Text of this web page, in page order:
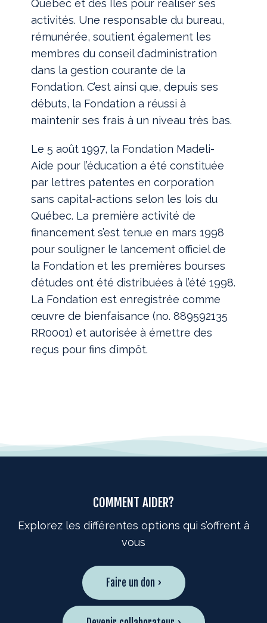
Québec et des Îles pour réaliser ses
activités. Une responsable du bureau,
rémunérée, soutient également les
membres du conseil d’administration
dans la gestion courante de la
Fondation. C’est ainsi que, depuis ses
débuts, la Fondation a réussi à
maintenir ses frais à un niveau très bas.
Le 5 août 1997, la Fondation Madeli-
Aide pour l’éducation a été constituée
par lettres patentes en corporation
sans capital-actions selon les lois du
Québec. La première activité de
financement s’est tenue en mars 1998
pour souligner le lancement officiel de
la Fondation et les premières bourses
d’études ont été distribuées à l’été 1998.
La Fondation est enregistrée comme
œuvre de bienfaisance (no. 889592135
RR0001) et autorisée à émettre des
reçus pour fins d’impôt.
COMMENT AIDER?
Explorez les différentes options qui s’offrent à
vous
Faire un don ›